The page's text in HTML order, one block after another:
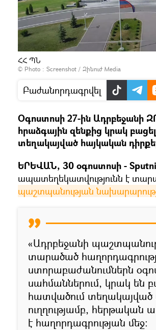
ՀՀ ՊՆ
© Photo : Screenshot / Զինուժ Media
Բաժանորդագրվել
Օգոստոսի 27-ին Ադրբեջանի
հրաձգային զենքից կրակ
տեղակայված հայկական
ԵՐԵՎԱՆ, 30 օգոստոսի -
ապատեղեկատվությունն է
պաշտպանության
«Ադրբեջանի
տարածած
ստորաբաժանումներն
սահմաններում, կրակ են
հատվածում
ուղղությամբ, հերթական
է հաղորդագրության մեջ: